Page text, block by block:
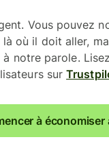
Vous pouvez
où il doit aller,
à notre parole.
sur
à économiser